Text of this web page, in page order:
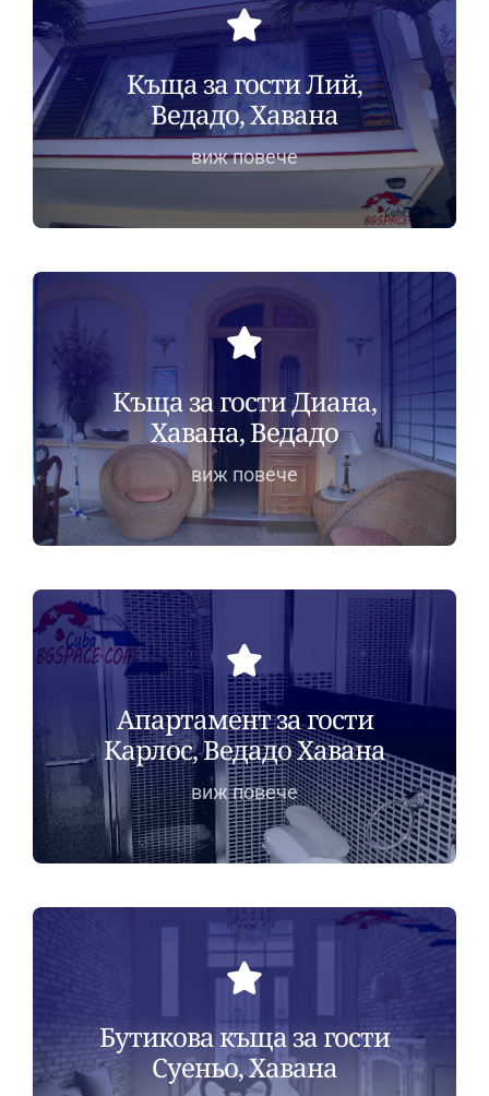
Къща за гости Лий,
Ведадо, Хавана
виж повече
Къща за гости Диана,
Хавана, Ведадо
виж повече
Апартамент за гости
Карлос, Ведадо Хавана
виж повече
Бутикова къща за гости
Суеньо, Хавана